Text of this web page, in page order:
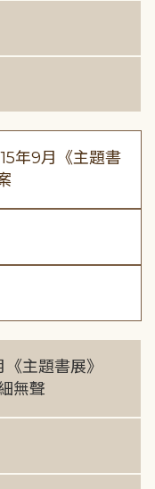
年9月《主題書
《主題書展》
無聲